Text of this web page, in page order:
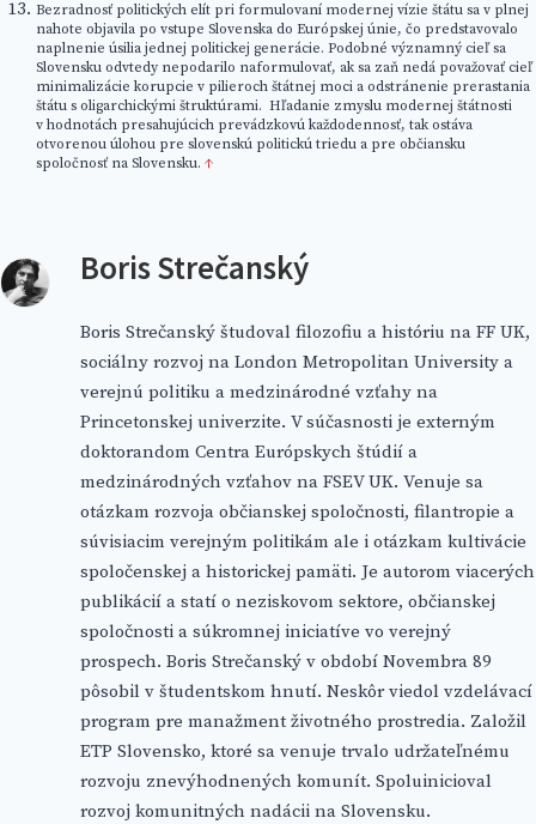
Bezradnosť politických elít pri formulovaní modernej vízie štátu sa v plnej
nahote objavila po vstupe Slovenska do Európskej únie, čo predstavovalo
naplnenie úsilia jednej politickej generácie. Podobné významný cieľ sa
Slovensku odvtedy nepodarilo naformulovať, ak sa zaň nedá považovať cieľ
minimalizácie korupcie v pilieroch štátnej moci a odstránenie prerastania
štátu s oligarchickými štruktúrami. Hľadanie zmyslu modernej štátnosti
v hodnotách presahujúcich prevádzkovú každodennosť, tak ostáva
otvorenou úlohou pre slovenskú politickú triedu a pre občiansku
spoločnosť na Slovensku. ↑
Boris Strečanský
Boris Strečanský študoval filozofiu a históriu na FF UK,
sociálny rozvoj na London Metropolitan University a
verejnú politiku a medzinárodné vzťahy na
Princetonskej univerzite. V súčasnosti je externým
doktorandom Centra Európskych štúdií a
medzinárodných vzťahov na FSEV UK. Venuje sa
otázkam rozvoja občianskej spoločnosti, filantropie a
súvisiacim verejným politikám ale i otázkam kultivácie
spoločenskej a historickej pamäti. Je autorom viacerých
publikácií a statí o neziskovom sektore, občianskej
spoločnosti a súkromnej iniciatíve vo verejný
prospech. Boris Strečanský v období Novembra 89
pôsobil v študentskom hnutí. Neskôr viedol vzdelávací
program pre manažment životného prostredia. Založil
ETP Slovensko, ktoré sa venuje trvalo udržateľnému
rozvoju znevýhodnených komunít. Spoluinicioval
rozvoj komunitných nadácii na Slovensku.